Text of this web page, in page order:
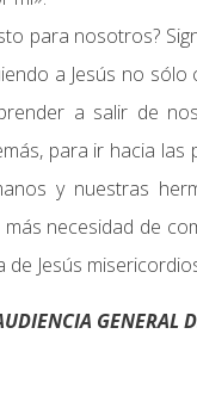
para nosotros?
a Jesús no
a salir de
para ir hacia
y nuestras
necesidad de
de Jesús